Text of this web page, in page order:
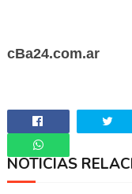
cBa24.com.ar
Whatsapp
NOTICIAS